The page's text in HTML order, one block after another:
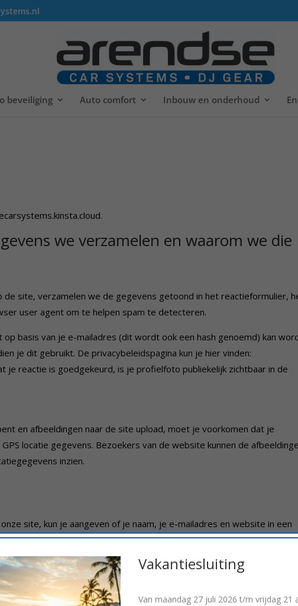
beveiliging Auto comfort Inbouw en onderhoud
we verzamelen en waarom we die
de site, verzamelen we de gegevens getoond in het reactieformulier,
user agent om te helpen spam te detecteren.
op basis van je e-mailadres (dit wordt ook een hash genoemd) kan
je dit gebruikt. De privacybeleidspagina kun je hier vinden:
je reactie is goedgekeurd, is je profielfoto publiekelijk zichtbaar in de
en afbeeldingen naar de site upload, moet je voorkomen dat je
locatie gegevens. Bezoekers van de website kunnen de
inzien.
site, kun je aangeven of je naam, je e-mailadres en website in een
doen we voor jouw gemak zodat je deze gegevens niet opnieuw hoeft
cookies zijn een jaar lang geldig.
op deze site, slaan we een tijdelijke cookie op om te bepalen of jouw
bevat geen persoonlijke gegevens en wordt verwijderd zodra je je
Vakantiesluiting
Van maandag 27 juli 2026 t/m vrijdag 21